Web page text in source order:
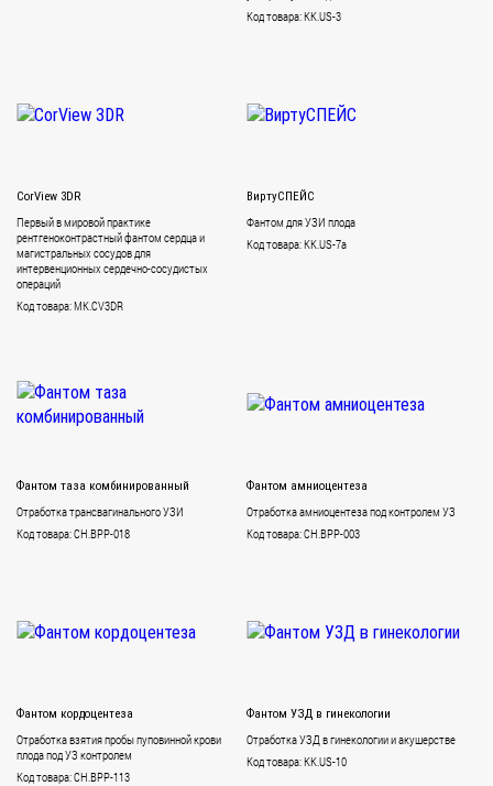
Код товара: KK.US-3
CorView 3DR
Первый в мировой практике
рентгеноконтрастный фантом сердца и
магистральных сосудов для
интервенционных сердечно-сосудистых
операций
Код товара: MK.CV3DR
ВиртуСПЕЙС
Фантом для УЗИ плода
Код товара: KK.US-7a
Фантом таза комбинированный
Отработка трансвагинального УЗИ
Код товара: CH.BPP-018
Фантом амниоцентеза
Отработка амниоцентеза под контролем УЗ
Код товара: CH.BPP-003
Фантом кордоцентеза
Отработка взятия пробы пуповинной крови
плода под УЗ контролем
Код товара: CH.BPP-113
Фантом УЗД в гинекологии
Отработка УЗД в гинекологии и акушерстве
Код товара: KK.US-10